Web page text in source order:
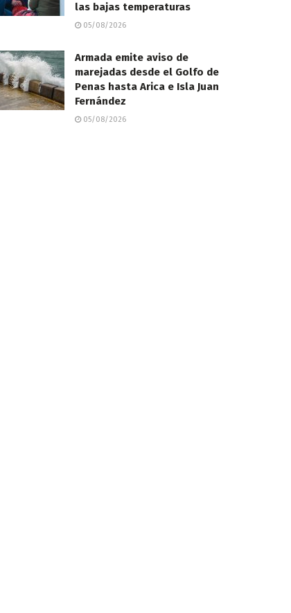
las bajas temperaturas
05/08/2026
​Armada emite aviso de
marejadas desde el Golfo de
Penas hasta Arica e Isla Juan
Fernández
05/08/2026